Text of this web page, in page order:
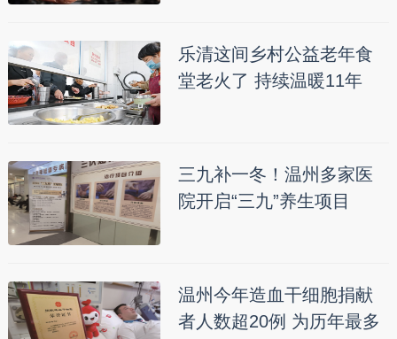
乐清这间乡村公益老年食
堂老火了 持续温暖11年
三九补一冬！温州多家医
院开启“三九”养生项目
温州今年造血干细胞捐献
者人数超20例 为历年最多